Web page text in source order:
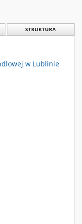
STRUKTURA
w Lublinie